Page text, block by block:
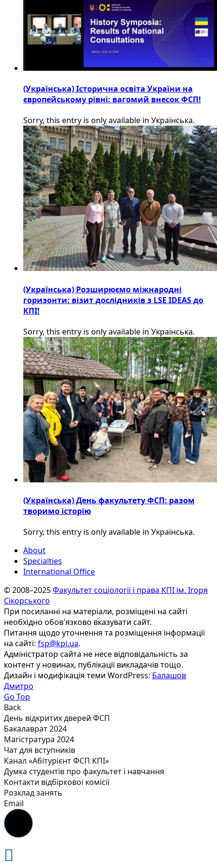
(Українська) Історична освіта України на
європейському рівні: вагомий внесок ФСП!
Sorry, this entry is only available in Українська.
(Українська) Розширюємо міжнародні
горизонти: візит дослідників з LSE IDEAS до
КПІ!
Sorry, this entry is only available in Українська.
(Українська) День факультету ФСП: разом
творимо історію
Sorry, this entry is only available in Українська.
About
Specialties
International Office
© 2008–2025Факультет соціології і права КПІ ім. Ігоря
Сікорського
При посиланні на матеріали, розміщені на сайті
необхідно обов'язково вказувати сайт.
Питання щодо уточнення та розміщення інформації
на сайті: fsp@kpi.ua.
Адміністратор сайта не несе відповідальність за
контент у новинах, публікації викладачів тощо.
Дизайн і модифікація теми WordPress: Балашов
Дмитро
Go Top
Back
День відкритих дверей ФСП
Бакалаврат 2024
Магістратура 2024
Чат для вступників
Канал «Абітурієнт ФСП КПІ»
Думка студентів про факультет і навчання
Контакти відбіркової комісії
Розклад занять
Email